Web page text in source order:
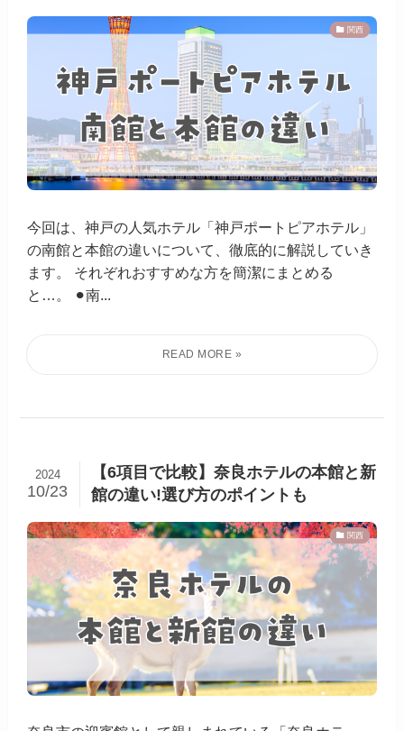
関西
今回は、神戸の人気ホテル「神戸ポートピアホテル」
の南館と本館の違いについて、徹底的に解説していき
ます。 それぞれおすすめな方を簡潔にまとめる
と…。 ⚫︎南...
【6項目で比較】奈良ホテルの本館と新
館の違い!選び方のポイントも
2024
10/23
関西